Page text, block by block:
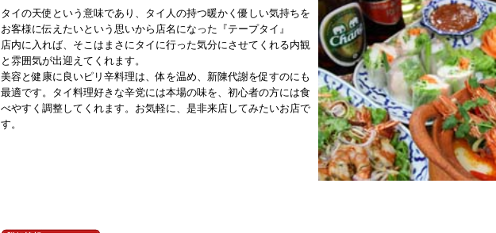
タイの天使という意味であり、タイ人の持つ暖かく優しい気持ちを
お客様に伝えたいという思いから店名になった『テープタイ』
店内に入れば、そこはまさにタイに行った気分にさせてくれる内観
と雰囲気が出迎えてくれます。
美容と健康に良いピリ辛料理は、体を温め、新陳代謝を促すのにも
最適です。タイ料理好きな辛党には本場の味を、初心者の方には食
べやすく調整してくれます。お気軽に、是非来店してみたいお店で
す。